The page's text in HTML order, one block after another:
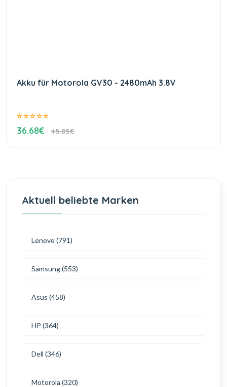
Akku für Motorola GV30 - 2480mAh 3.8V
36.68€ 45.85€
Aktuell beliebte Marken
Lenovo (791)
Samsung (553)
Asus (458)
HP (364)
Dell (346)
Motorola (320)